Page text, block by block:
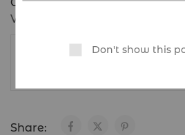
Vêtements
WLVS
Share:
Don't show this